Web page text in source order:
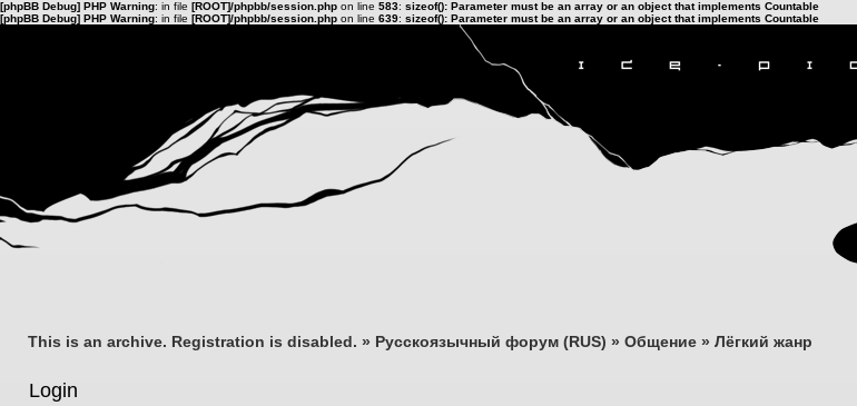
[phpBB Debug] PHP Warning: in file [ROOT]/phpbb/session.php on line 583: sizeof(): Parameter must be an array or an object that implements Countable
[phpBB Debug] PHP Warning: in file [ROOT]/phpbb/session.php on line 639: sizeof(): Parameter must be an array or an object that implements Countable
This is an archive. Registration is disabled. » Русскоязычный форум (RUS) » Общение » Лёгкий жанр
Login